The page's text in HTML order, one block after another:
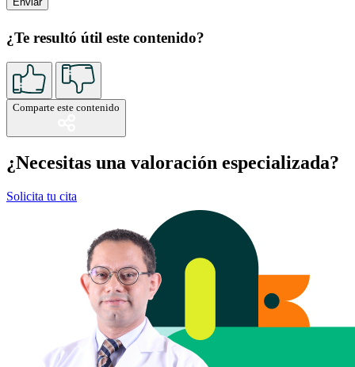
¿Te resultó útil este contenido?
Comparte este contenido
¿Necesitas una valoración especializada?
Solicita tu cita